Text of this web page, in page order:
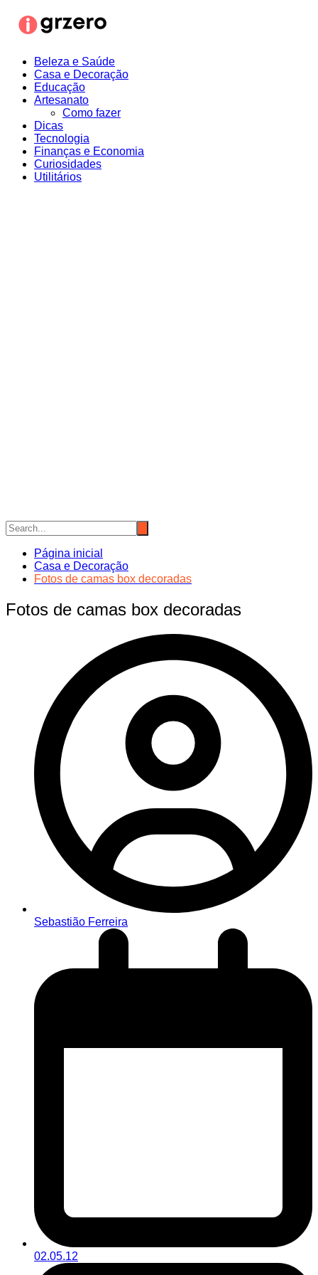
para
Beleza e Saúde
Casa e Decoração
Educação
Artesanato
Como fazer
Dicas
Tecnologia
Finanças e Economia
Curiosidades
Utilitários
Página inicial
Casa e Decoração
Fotos de camas box decoradas
Fotos de camas box decoradas
Sebastião Ferreira
02.05.12